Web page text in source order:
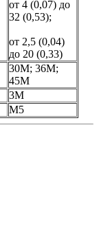
от 4 (0,07) до
32 (0,53);
от 2,5 (0,04)
до 20 (0,33)
30М; 36М;
45М
3М
М5